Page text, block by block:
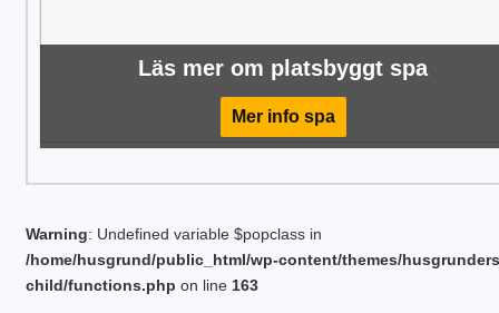
Läs mer om platsbyggt spa
Mer info spa
Warning: Undefined variable $popclass in
/home/husgrund/public_html/wp-content/themes/
child/functions.php on line 163